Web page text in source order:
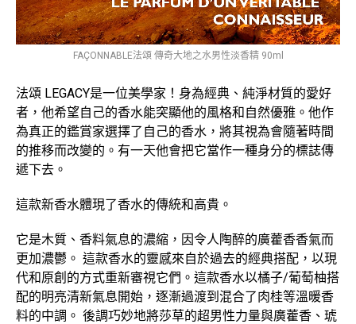
FAÇONNABLE法頌 傳奇大地之水男性淡香精 90ml
法頌 LEGACY是一位美學家！身為經典、純淨材質的愛好
者，他希望自己的香水能突顯他的風格和自然優雅。他作
為真正的鑑賞家選擇了自己的香水，將其視為會隨著時間
的推移而改變的。有一天他會把它當作一種身分的標誌傳
遞下去。
這款新香水體現了香水的傳統和高貴。
它是木質、香料氣息的濃縮，因令人陶醉的廣藿香香氣而
更加濃鬱。 這款香水的靈感來自於過去的經典搭配，以現
代和原創的方式重新審視它們。這款香水以橘子/葡萄柚搭
配的明亮清新氣息開始，逐漸過渡到混合了肉桂等溫暖香
料的中調。 後調巧妙地將莎草的超男性力量與廣藿香、琥